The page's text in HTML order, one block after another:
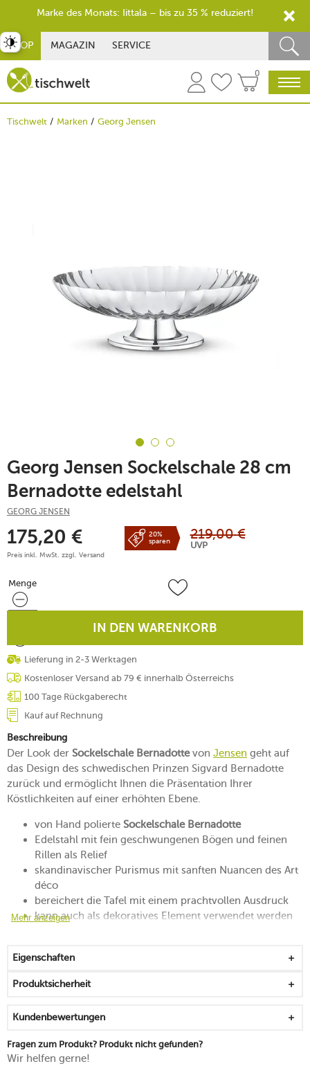
SHOP MAGAZIN SERVICE
0
Tischwelt Marken Georg Jensen
Georg Jensen Sockelschale 28 cm
Bernadotte edelstahl
GEORG JENSEN
175,20 €
Preis inkl. MwSt. zzgl. Versand
20%
sparen
219,00 €
UVP
Menge
Menge
IN DEN WARENKORB
Lieferung in 2-3 Werktagen
Kostenloser Versand ab 79 € innerhalb Österreichs
100 Tage Rückgaberecht
Kauf auf Rechnung
Beschreibung
Der Look der Sockelschale Bernadottevon Jensen geht auf
das Design des schwedischen Prinzen Sigvard Bernadotte
zurück und ermöglicht Ihnen die Präsentation Ihrer
Köstlichkeiten auf einer erhöhten Ebene.
von Hand polierte Sockelschale Bernadotte
Edelstahl mit fein geschwungenen Bögen und feinen
Rillen als Relief
skandinavischer Purismus mit sanften Nuancen des Art
déco
bereichert die Tafel mit einem prachtvollen Ausdruck
kann auch als dekoratives Element verwendet werden
Mehr anzeigen
Eigenschaften
Produktsicherheit
Kundenbewertungen
Fragen zum Produkt? Produkt nicht gefunden?
Wir helfen gerne!
umschalten
Marke des Monats: Iittala – bis zu 35 % reduziert!